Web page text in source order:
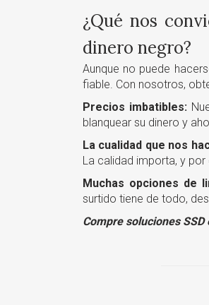
¿Qué nos
dinero negro?
Aunque no puede
fiable. Con nosotros,
Precios imbatibles:
blanquear su dinero y
La cualidad que nos
La calidad importa, y
Muchas opciones de
surtido tiene de todo,
Compre soluciones